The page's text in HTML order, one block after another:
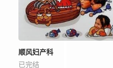
顺风妇产科
已完结